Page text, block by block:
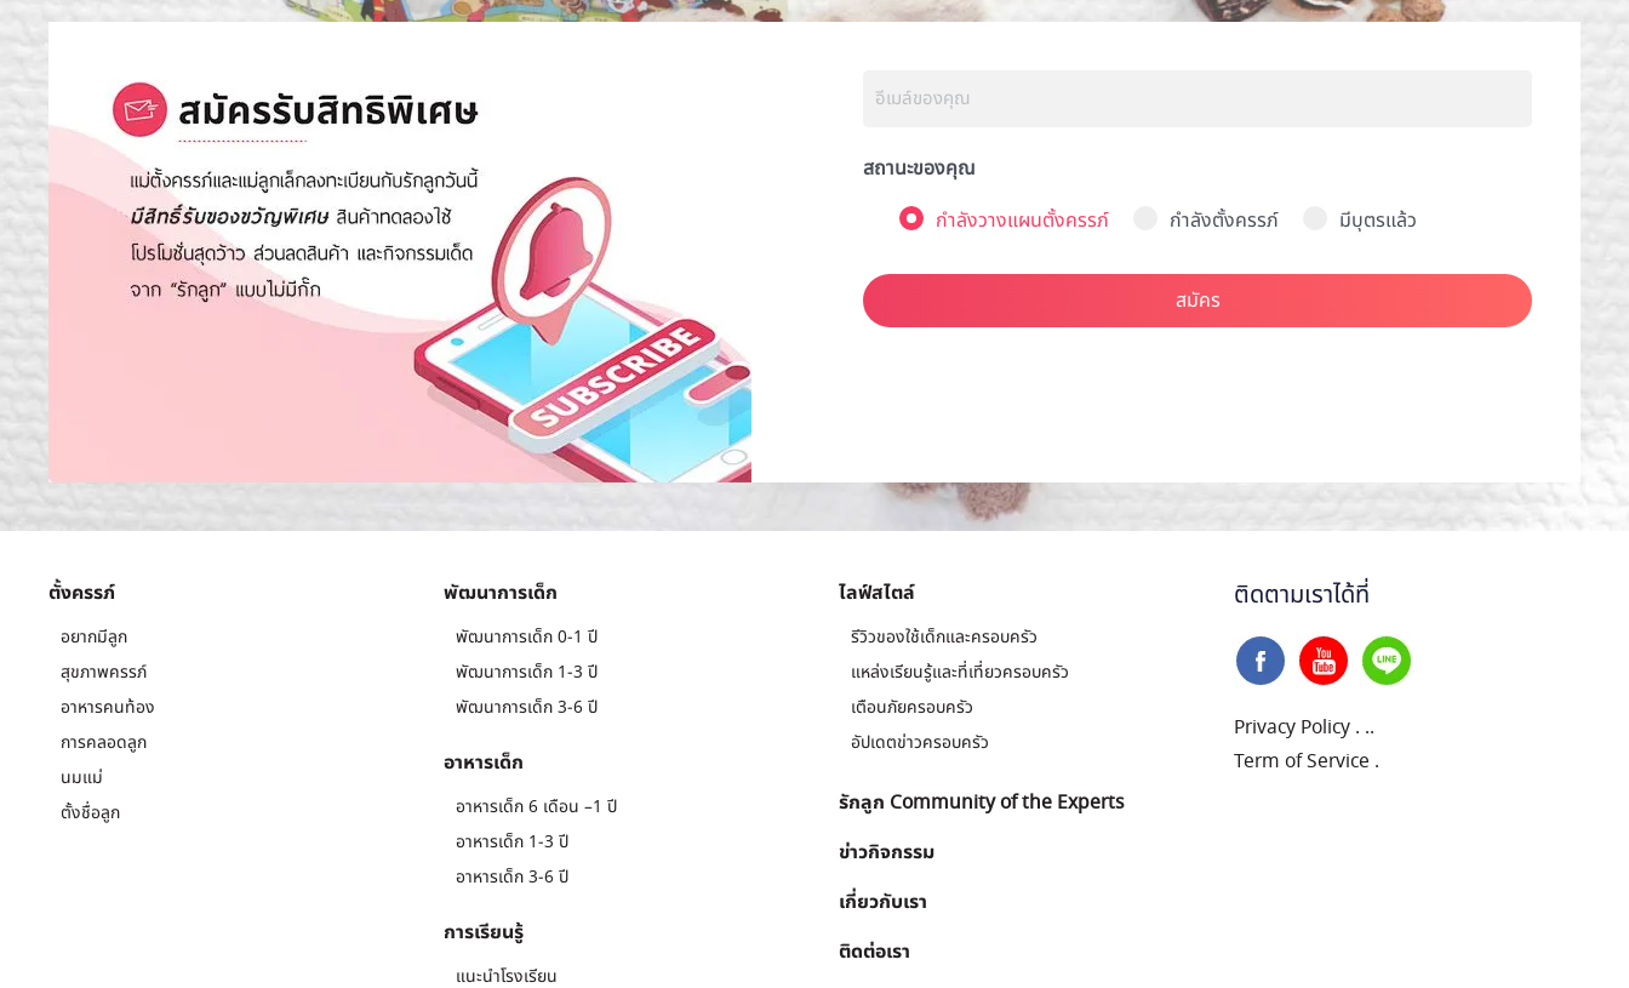
สถานะของคุณ
กำลังวางแผนตั้งครรภ์
กำลังตั้งครรภ์ มีบุตรแล้ว
สมัคร
ตั้งครรภ์
อยากมีลูก
สุขภาพครรภ์
อาหารคนท้อง
การคลอดลูก
นมแม่
ตั้งชื่อลูก
พัฒนาการเด็ก
พัฒนาการเด็ก 0-1 ปี
พัฒนาการเด็ก 1-3 ปี
พัฒนาการเด็ก 3-6 ปี
อาหารเด็ก
อาหารเด็ก 6 เดือน –1 ปี
อาหารเด็ก 1-3 ปี
อาหารเด็ก 3-6 ปี
การเรียนรู้
แนะนำโรงเรียน
ไลฟ์สไตล์
รีวิวของใช้เด็กและครอบครัว
แหล่งเรียนรู้และที่เที่ยวครอบครัว
เตือนภัยครอบครัว
อัปเดตข่าวครอบครัว
รักลูก Community of the Experts
ข่าวกิจกรรม
เกี่ยวกับเรา
ติดต่อเรา
ติดตามเราได้ที่
Privacy Policy . ..
Term of Service .